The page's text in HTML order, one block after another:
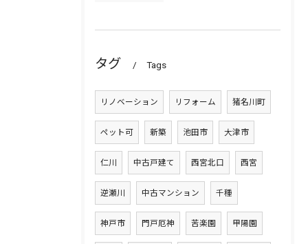
タグ Tags
リノベーション リフォーム 猪名川町
ペット可 新築 池田市 大津市
仁川 中古戸建て 西宮北口 西宮
逆瀬川 中古マンション 千種
神戸市 門戸厄神 苦楽園 甲陽園